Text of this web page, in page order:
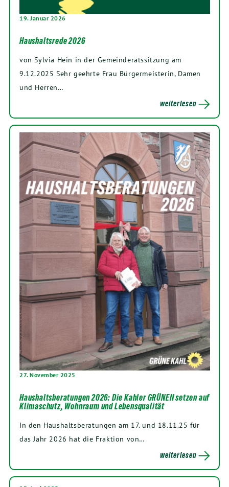
19. Januar 2026
Haushaltsrede 2026
von Sylvia Hein in der Gemeinderatssitzung am
9.12.2025 Sehr geehrte Frau Bürgermeisterin, Damen
und Herren…
weiterlesen
27. November 2025
Haushaltsberatungen 2026: Die Kahler GRÜNEN setzen auf
Klimaschutz, Wohnraum und Lebensqualität
In den Haushaltsberatungen am 17. und 18.11.25 für
das Jahr 2026 hat die Fraktion von…
weiterlesen